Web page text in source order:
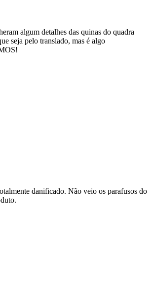
algum detalhes das quinas do quadra
seja pelo translado, mas é algo
danificado. Não veio os parafusos do